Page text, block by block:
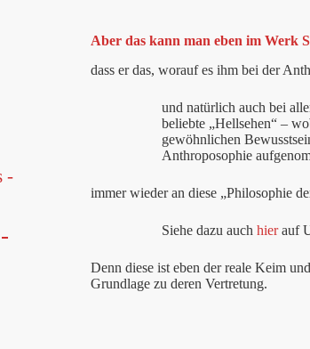
Aber das kann man eben im Werk
dass er das, worauf es ihm bei der
und natürlich auch bei
beliebte „Hellsehen“ –
gewöhnlichen
Anthroposophie
immer wieder an diese „Philosophie
Siehe dazu auch hierauf
Denn diese ist eben der reale Keim
Grundlage zu deren Vertretung.
-